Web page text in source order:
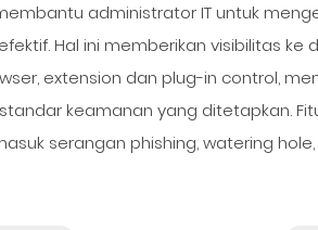
administrator IT untuk
Hal ini memberikan visibilitas
extension dan plug-in control,
keamanan yang ditetapkan.
serangan phishing, watering